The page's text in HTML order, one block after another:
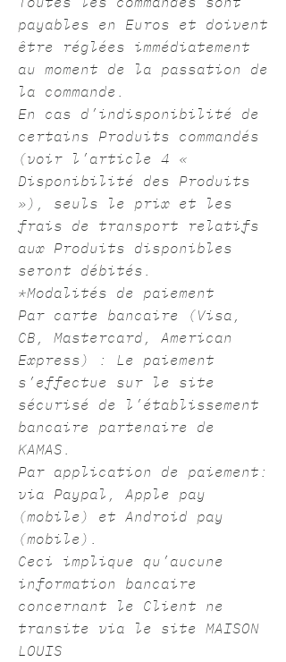
payables en Euros et doivent
être réglées immédiatement
au moment de la passation de
la commande.
En cas d’indisponibilité de
certains Produits commandés
(voir l’article 4 «
Disponibilité des Produits
»), seuls le prix et les
frais de transport relatifs
aux Produits disponibles
seront débités.
*Modalités de paiement
Par carte bancaire (Visa,
CB, Mastercard, American
Express) : Le paiement
s’effectue sur le site
sécurisé de l’établissement
bancaire partenaire de
KAMAS.
Par application de paiement:
via Paypal, Apple pay
(mobile) et Android pay
(mobile).
Ceci implique qu’aucune
information bancaire
concernant le Client ne
transite via le site MAISON
LOUIS